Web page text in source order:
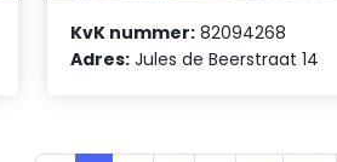
KvK nummer: 82094268
Adres: Jules de Beerstraat 14